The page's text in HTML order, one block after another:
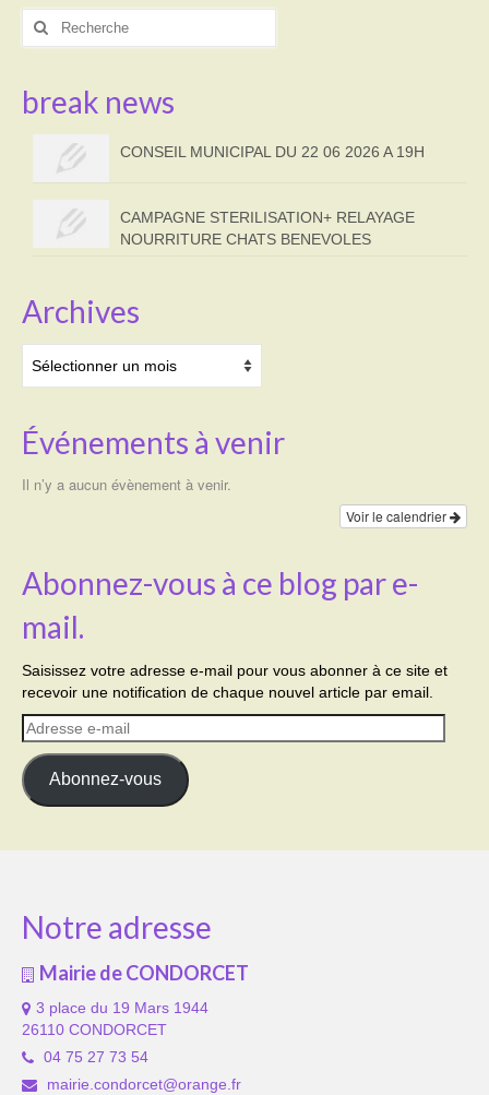
Rechercher
break news
CONSEIL MUNICIPAL DU 22 06 2026 A 19H
CAMPAGNE STERILISATION+ RELAYAGE
NOURRITURE CHATS BENEVOLES
Archives
Événements à venir
Il n’y a aucun évènement à venir.
Voir le calendrier
Abonnez-vous à ce blog par e-
mail.
Saisissez votre adresse e-mail pour vous abonner à ce site et
recevoir une notification de chaque nouvel article par email.
Adresse
e-
mail
Abonnez-vous
Notre adresse
Mairie de CONDORCET
3 place du 19 Mars 1944
26110 CONDORCET
04 75 27 73 54
mairie.condorcet@orange.fr